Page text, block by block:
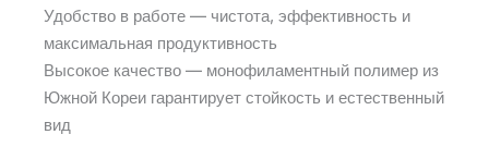
Удобство в работе — чистота, эффективность и
максимальная продуктивность
Высокое качество — монофиламентный полимер из
Южной Кореи гарантирует стойкость и естественный
вид